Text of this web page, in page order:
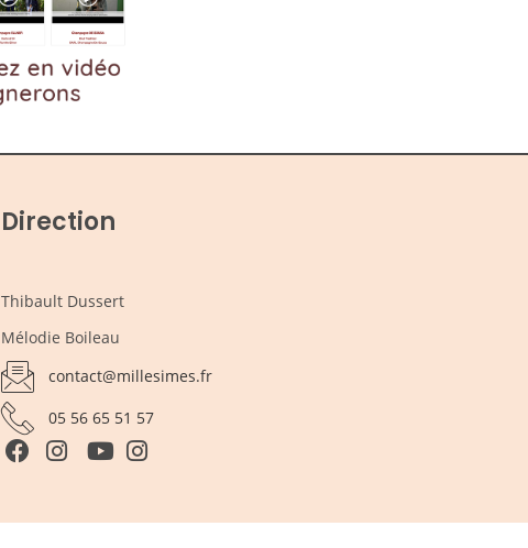
Direction
Thibault Dussert
Mélodie Boileau
contact@millesimes.fr
05 56 65 51 57